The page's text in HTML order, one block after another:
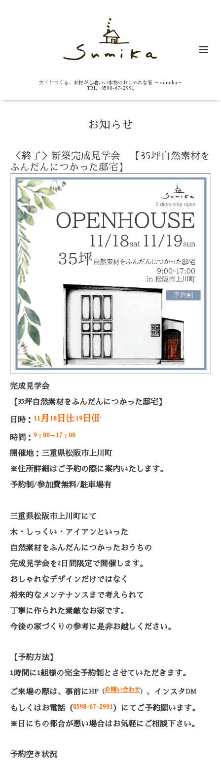
大工とつくる、素材が心地いい本物のおしゃれな家 ～ sumika～
TEL 0598-67-2991
お知らせ
＜終了＞新築完成見学会 【35坪自然素材を
ふんだんにつかった邸宅】
完成見学会
【 35坪自然素材をふんだんにつかった邸宅】
日時： 11 月 18 日㈯19 日㈰
時間： 9 ： 00～17 ： 00
開催地：三重県松阪市上川町
※住所詳細はご予約の際に案内いたします。
予約制 /参加費無料/駐車場有
三重県松阪市上川町にて
木・しっくい・アイアンといった
自然素材をふんだんにつかったおうちの
完成見学会を2 日間限定で開催します。
おしゃれなデザインだけではなく
将来的なメンテナンスまで考えられて
丁寧に作られた素敵なお家です。
今後の家づくりの参考に是非お越しください。
【予約方法】
1 時間に 1組様の完全予約制とさせていただきます。
ご来場の際は、事前にHP（お問い合わせ） 、インスタDM
もしくはお電話（0598-67-2991 ）
にてご予約願います。
※日にちの都合が悪い場合はお気軽にご相談下さい。
予約空き状況